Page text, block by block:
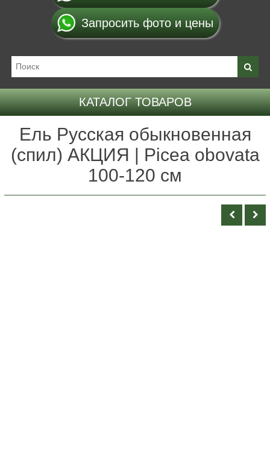
Запросить фото и цены
КАТАЛОГ ТОВАРОВ
Ель Русская обыкновенная
(спил) АКЦИЯ | Picea obovata
100-120 см